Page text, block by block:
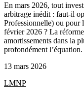
En mars 2026, tout
arbitrage inédit : faut-il
Professionnelle) ou pour
février 2026 ? La
amortissements dans la
profondément
13 mars 2026
LMNP